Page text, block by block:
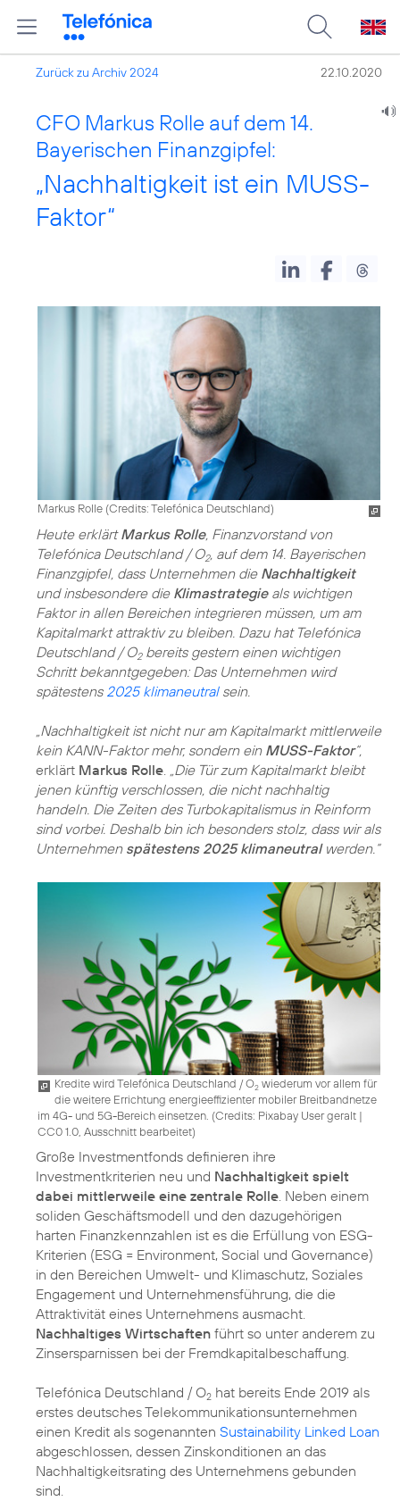
Zurück zu Archiv 2024 22.10.2020
CFO Markus Rolle auf dem 14.
Bayerischen Finanzgipfel:
„Nachhaltigkeit ist ein MUSS-
Faktor“
Markus Rolle (Credits: Telefónica Deutschland)
Heute erklärtMarkus Rolle, Finanzvorstand von
Telefónica Deutschland / O2, auf dem 14. Bayerischen
Finanzgipfel, dass Unternehmen die Nachhaltigkeit
und insbesondere die Klimastrategieals wichtigen
Faktor in allen Bereichen integrieren müssen, um am
Kapitalmarkt attraktiv zu bleiben. Dazu hat Telefónica
Deutschland / O2bereits gestern einen wichtigen
Schritt bekanntgegeben: Das Unternehmen wird
spätestens 2025 klimaneutralsein.
„Nachhaltigkeit ist nicht nur am Kapitalmarkt mittlerweile
kein KANN-Faktor mehr, sondern ein MUSS-Faktor“,
erklärt Markus Rolle
„Die Tür zum Kapitalmarkt bleibt
jenen künftig verschlossen, die nicht nachhaltig
handeln. Die Zeiten des Turbokapitalismus in Reinform
sind vorbei. Deshalb bin ich besonders stolz, dass wir als
Unternehmen spätestens 2025 klimaneutralwerden.“
Kredite wird Telefónica Deutschland / O2 wiederum vor allem für
die weitere Errichtung energieeffizienter mobiler Breitbandnetze
im 4G- und 5G-Bereich einsetzen. (Credits: Pixabay User geralt |
CC0 1.0, Ausschnitt bearbeitet)
Große Investmentfonds definieren ihre
Investmentkriterien neu und Nachhaltigkeit spielt
dabei mittlerweile eine zentrale Rolle. Neben einem
soliden Geschäftsmodell und den dazugehörigen
harten Finanzkennzahlen ist es die Erfüllung von ESG-
Kriterien (ESG = Environment, Social und Governance)
in den Bereichen Umwelt- und Klimaschutz, Soziales
Engagement und Unternehmensführung, die die
Attraktivität eines Unternehmens ausmacht.
Nachhaltiges Wirtschaften führt so unter anderem zu
Zinsersparnissen bei der Fremdkapitalbeschaffung.
Telefónica Deutschland / O2 hat bereits Ende 2019 als
erstes deutsches Telekommunikationsunternehmen
einen Kredit als sogenannten Sustainability Linked Loan
abgeschlossen, dessen Zinskonditionen an das
Nachhaltigkeitsrating des Unternehmens gebunden
sind.